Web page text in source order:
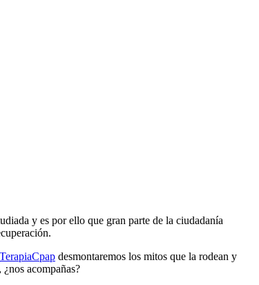
y es por ello que gran parte de la ciudadanía
TerapiaCpap desmontaremos los mitos que la rodean y
acompañas?